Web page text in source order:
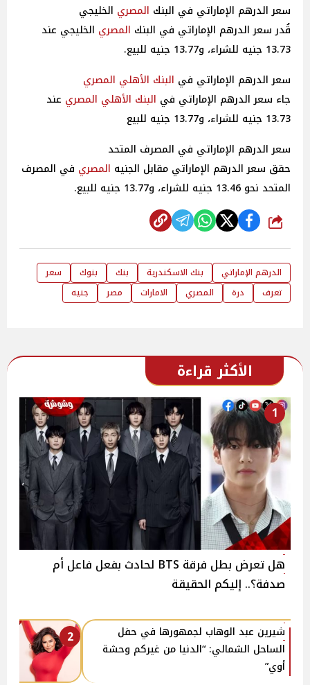
سعر الدرهم الإماراتي في البنك المصري الخليجي
قُدر سعر الدرهم الإماراتي في البنك المصري الخليجي عند
13.73 جنيه للشراء، و13.77 جنيه للبيع.
سعر الدرهم الإماراتي في البنك الأهلي المصري
جاء سعر الدرهم الإماراتي في البنك الأهلي المصري عند
13.73 جنيه للشراء، و13.77 جنيه للبيع
سعر الدرهم الإماراتي في المصرف المتحد
حقق سعر الدرهم الإماراتي مقابل الجنيه المصري في المصرف
المتحد نحو 13.46 جنيه للشراء، و13.77 جنيه للبيع.
شارك
الدرهم الإماراتي بنك الاسكندرية بنك بنوك
سعر
تعرف
درة المصري الامارات مصر جنيه
الأكثر قراءة
1
هل تعرض بطل فرقة BTS لحادث بفعل فاعل أم
صدفة؟.. إليكم الحقيقة
2
شيرين عبد الوهاب لجمهورها في حفل
الساحل الشمالي: “الدنيا من غيركم وحشة
أوي”